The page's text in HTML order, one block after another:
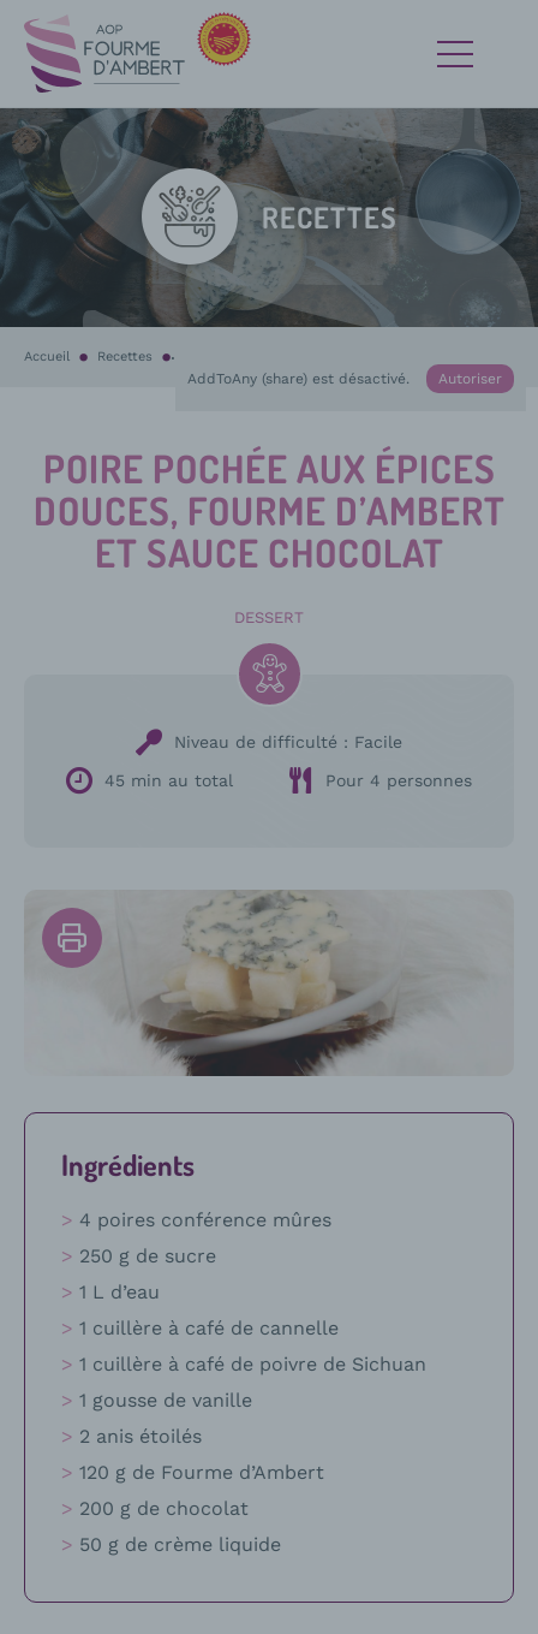
RECETTES
Accueil Recettes
AddToAny (share) est désactivé. Autoriser
POIRE POCHÉE AUX ÉPICES
DOUCES, FOURME D’AMBERT
ET SAUCE CHOCOLAT
DESSERT
Niveau de difficulté : Facile
45 min au total
Pour 4 personnes
Imprimer
recette
Ingrédients
4 poires conférence mûres
250 g de sucre
1 L d’eau
1 cuillère à café de cannelle
1 cuillère à café de poivre de Sichuan
1 gousse de vanille
2 anis étoilés
120 g de Fourme d’Ambert
200 g de chocolat
50 g de crème liquide